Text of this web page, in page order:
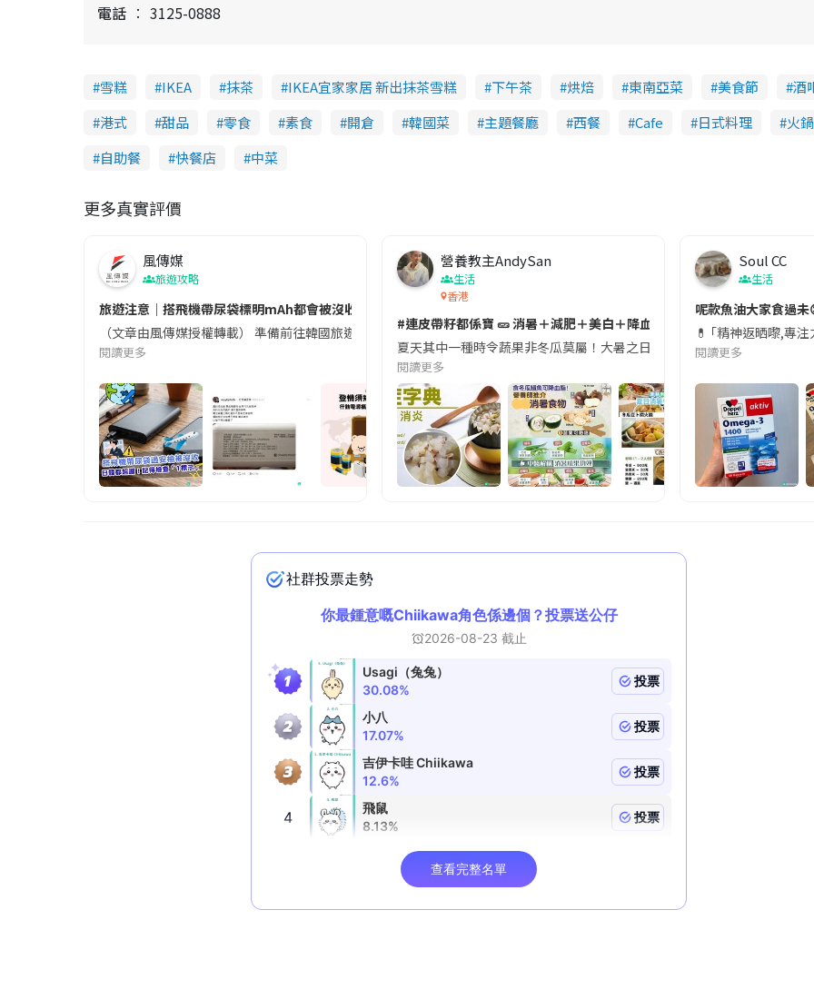
電話 3125-0888
雪糕 IKEA 抹茶 IKEA宜家家居 新出抹茶雪糕 下午茶 烘焙 東南亞菜 美食節
酒
港式
甜品 零食 素食 開倉 韓國菜 主題餐廳 西餐 Cafe 日式料理
火鍋
自助餐
快餐店 中菜
更多真實評價
風傳媒
旅遊攻略
旅遊注意｜搭飛機帶尿袋標明mAh都會被沒收😱出發前切記檢查「1標示」🚨
（文章由風傳媒授權轉載） 準備前往韓國旅遊的民眾，近期要特別留意隨身行李中的行動電源。一名旅客日前在機場安檢
閱讀更多
營養教主AndySan
生活
香港
#連皮帶籽都係寶 🥒 消暑＋減肥＋美白＋降血脂
夏天其中一種時令蔬果非冬瓜莫屬！大暑之日，點都要飲碗冬瓜湯消暑
閱讀更多
Soul CC
生活
呢款魚油大家食過未
💊 ｢精神返晒嚟,專
閱讀更多